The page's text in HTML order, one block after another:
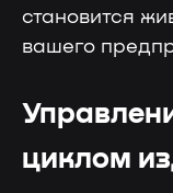
становится
вашего
циклом
Менеджер